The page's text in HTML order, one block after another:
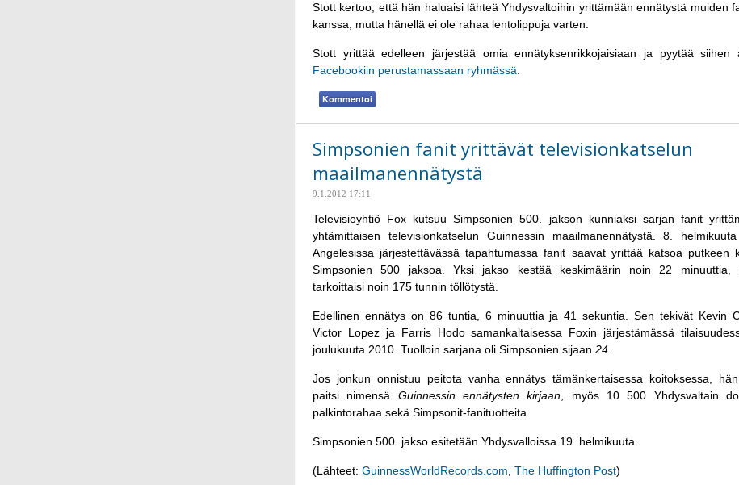
Stott kertoo, että hän haluaisi lähteä Yhdysvaltoihin yrittämään ennätystä muiden
kanssa, mutta hänellä ei ole rahaa lentolippuja varten.
Stott yrittää edelleen järjestää omia ennätyksenrikkojaisiaan ja pyytää siihen
Facebookiin perustamassaan ryhmässä
Kommentoi
Simpsonien fanit yrittävät televisionkatselun
maailmanennätystä
9.1.2012 17:11
Televisioyhtiö Fox kutsuu Simpsonien 500. jakson kunniaksi sarjan fanit
yhtämittaisen televisionkatselun Guinnessin maailmanennätystä. 8.
Angelesissa järjestettävässä tapahtumassa fanit saavat yrittää katsoa putkeen
Simpsonien 500 jaksoa. Yksi jakso kestää keskimäärin noin 22 minuuttia,
tarkoittaisi noin 175 tunnin töllötystä.
Edellinen ennätys on 86 tuntia, 6 minuuttia ja 41 sekuntia. Sen tekivät Kevin
Victor Lopez ja Farris Hodo samankaltaisessa Foxin järjestämässä
joulukuuta 2010. Tuolloin sarjana oli Simpsonien sijaan 24
Jos jonkun onnistuu peitota vanha ennätys tämänkertaisessa koitoksessa,
paitsi nimensä Guinnessin ennätysten kirjaan , myös 10 500 Yhdysvaltain
palkintorahaa sekä Simpsonit-fanituotteita.
Simpsonien 500. jakso esitetään Yhdysvalloissa 19. helmikuuta.
(Lähteet: GuinnessWorldRecords.com The Huffington Post)